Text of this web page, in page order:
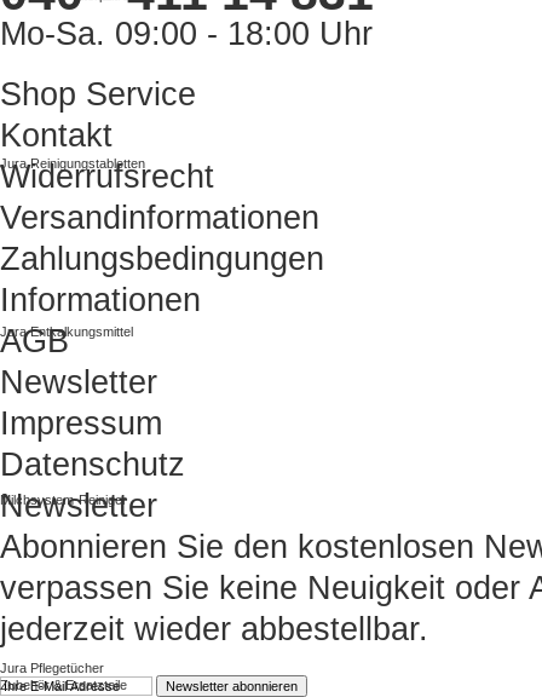
Jura Reinigungstabletten
Jura Entkalkungsmittel
Milchsystem-Reiniger
Jura Pflegetücher
Zubehör & Ersatzteile
Mo-Sa. 09:00 - 18:00 Uhr
Shop Service
Kontakt
Widerrufsrecht
Versandinformationen
Zahlungsbedingungen
Informationen
AGB
Newsletter
Impressum
Datenschutz
Newsletter
Abonnieren Sie den kostenlosen
verpassen Sie keine Neuigkeit oder
jederzeit wieder abbestellbar.